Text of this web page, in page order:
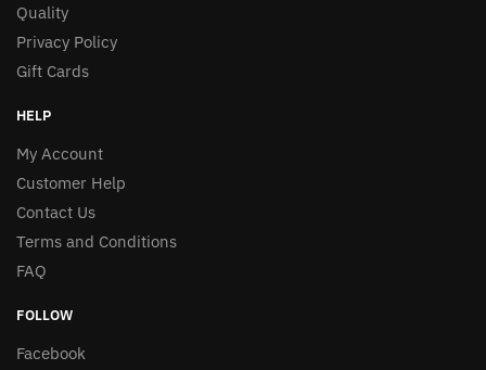
Quality
Privacy Policy
Gift Cards
HELP
My Account
Customer Help
Contact Us
Terms and Conditions
FAQ
FOLLOW
Facebook